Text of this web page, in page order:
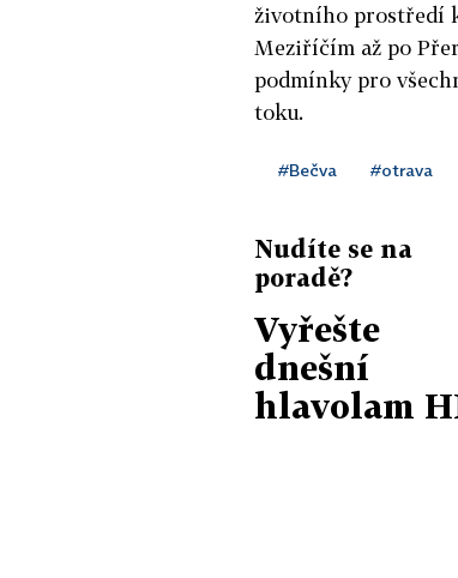
životního prostředí
Meziříčím až po
podmínky pro
toku.
#Bečva #otrava
Nudíte se na
poradě?
Vyřešte
dnešní
hlavolam